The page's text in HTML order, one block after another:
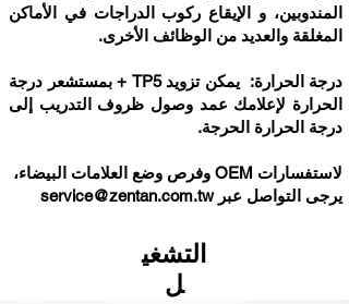
المندوبين، و الإيقاع ركوب الدراجات في الأماكن
المغلقة والعديد من الوظائف الأخرى.
درجة الحرارة: يمكن تزويد TP5 + بمستشعر درجة
الحرارة لإعلامك عمد وصول ظروف التدريب إلى
درجة الحرارة الحرجة.
لاستفسارات OEM وفرص وضع العلامات البيضاء،
يرجى التواصل عبرservice@zentan.com.tw
التشغي
ل